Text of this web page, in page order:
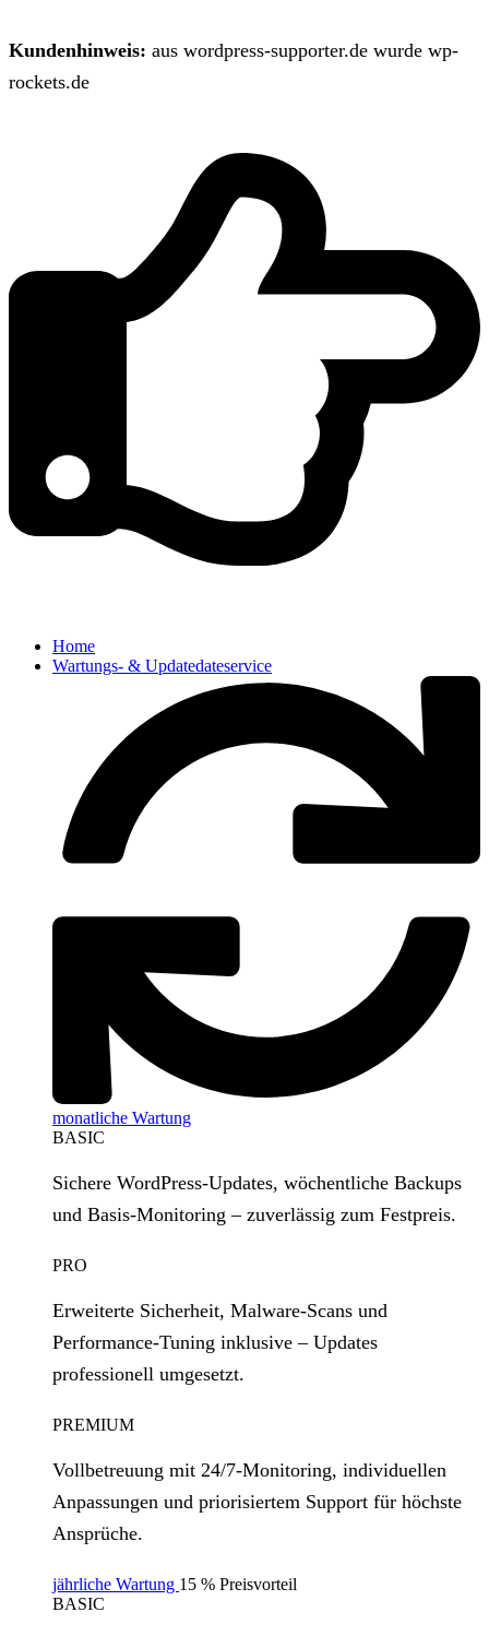
Kundenhinweis: aus wordpress-supporter.de wurde wp-
rockets.de
Home
Wartungs- & Updatedateservice
monatliche Wartung
BASIC
Sichere WordPress‑Updates, wöchentliche Backups
und Basis‑Monitoring – zuverlässig zum Festpreis.
PRO
Erweiterte Sicherheit, Malware‑Scans und
Performance‑Tuning inklusive – Updates
professionell umgesetzt.
PREMIUM
Vollbetreuung mit 24/7‑Monitoring, individuellen
Anpassungen und priorisiertem Support für höchste
Ansprüche.
jährliche Wartung 15 % Preisvorteil
BASIC